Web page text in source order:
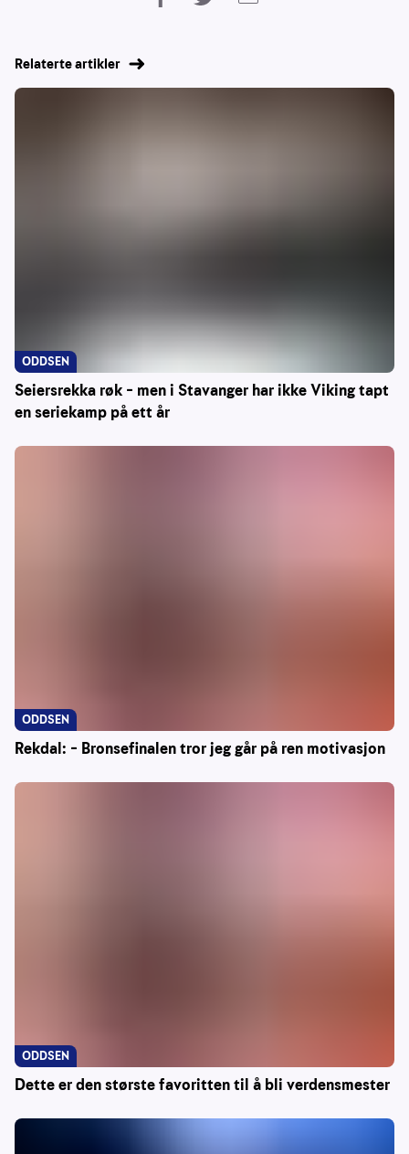
Relaterte artikler
Seiersrekka røk – men i Stavanger har ikke Viking tapt
en seriekamp på ett år
ODDSEN
Rekdal: – Bronsefinalen tror jeg går på ren motivasjon
ODDSEN
Dette er den største favoritten til å bli verdensmester
ODDSEN